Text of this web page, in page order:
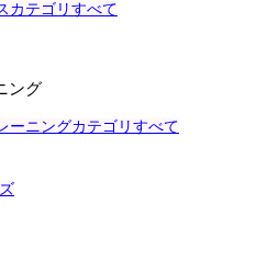
カテゴリすべて
ング
ーニングカテゴリすべて